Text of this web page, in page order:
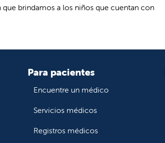
brindamos a los niños que cuentan con
Para pacientes
Encuentre un médico
Servicios médicos
Registros médicos